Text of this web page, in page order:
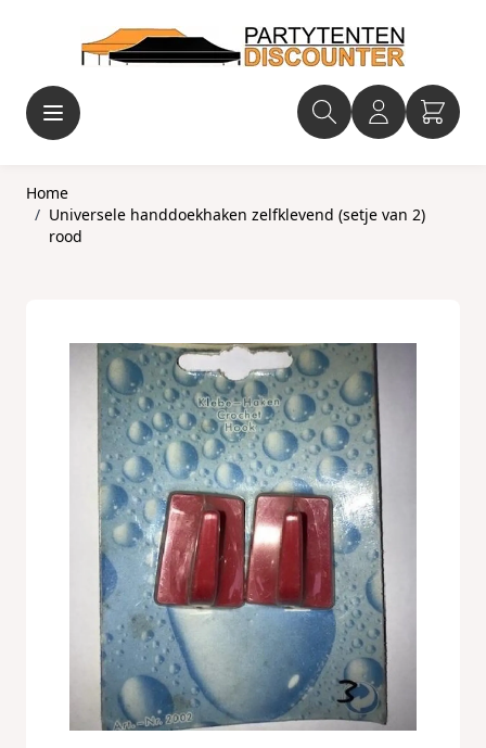
Home
/ Universele handdoekhaken zelfklevend (setje van 2)
rood